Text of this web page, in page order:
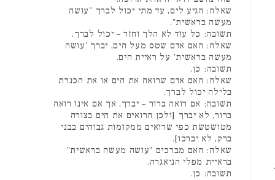
שאלה: הגיע לים, עד מתי יכול לברך "עושה
מעשה בראשית".
תשובה: כל עוד לא הלך וחזר – יכול לברך.
שאלה: האם אדם שטס מעל הים, יברך 'עושה
מעשה בראשית' על ראיית הים.
תשובה: כן.
שאלה: האם אדם שרואה את הים או את הכנרת
בלילה יכול לברך.
תשובה: אם רואה ברור – יברך, אך אם אינו רואה
ברור, לא יברך [ולכן הרואים את הים בצורה
מטושטשת כפי שרואים ממקומות גבוהים בבני
ברק, לא יברכו].
שאלה: האם מברכים "עושה מעשה בראשית"
בראיית מפלי הניאגרה.
תשובה: כן.